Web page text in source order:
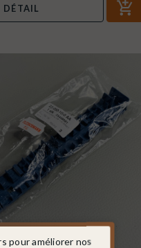
DÉTAIL
pour améliorer nos